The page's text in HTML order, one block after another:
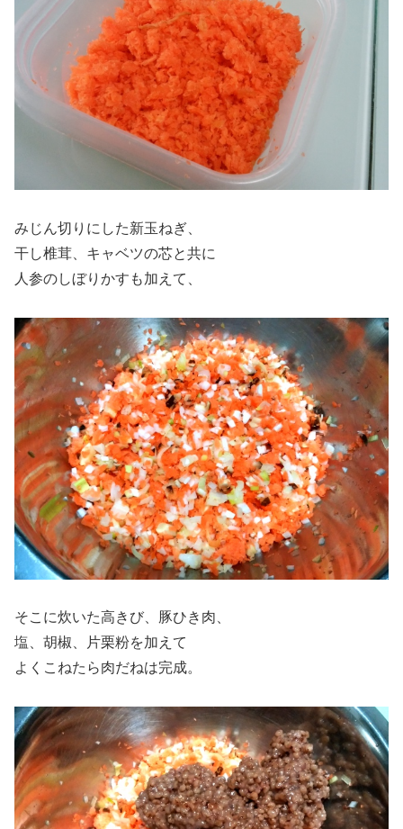
みじん切りにした新玉ねぎ、
干し椎茸、キャベツの芯と共に
人参のしぼりかすも加えて、
そこに炊いた高きび、豚ひき肉、
塩、胡椒、片栗粉を加えて
よくこねたら肉だねは完成。